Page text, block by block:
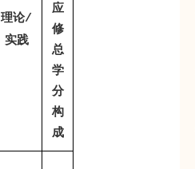
理论/
实践
应
修
总
学
分
构
成